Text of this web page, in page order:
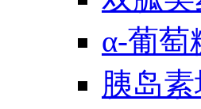
α-葡萄
胰岛